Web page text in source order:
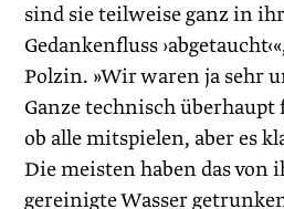
sind sie teilweise ganz in
Gedankenfluss
Polzin. »Wir waren ja sehr
Ganze technisch
ob alle mitspielen, aber es
Die meisten haben das von
gereinigte Wasser